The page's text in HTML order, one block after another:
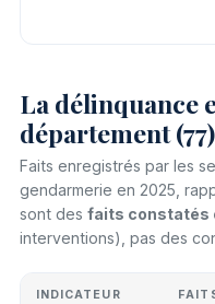
La délinquance
département (77)
Faits enregistrés par les
gendarmerie en 2025,
sont des faits constatés
interventions), pas des
INDICATEUR